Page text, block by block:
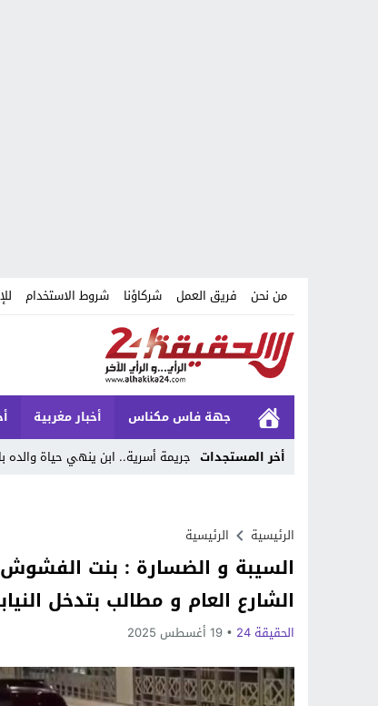
من نحن فريق العمل شركاؤنا شروط الاستخدام
جهة فاس مكناس أخبار مغربية
أخر المستجدات جريمة أسرية.. ابن ينهي حياة والده
Previous
Next
الرئيسية الرئيسية
السيبة و الضسارة : بنت
الشارع العام و مطالب بتدخل
الحقيقة 24 19 أغسطس 2025